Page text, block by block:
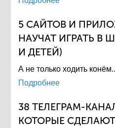
5 САЙТОВ И
НАУЧАТ ИГРАТЬ В
И ДЕТЕЙ)
А не только ходить
Подробнее
38 ТЕЛЕГРАМ-
КОТОРЫЕ